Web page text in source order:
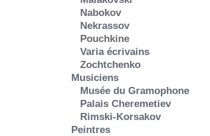
Nabokov
Nekrassov
Pouchkine
Varia écrivains
Zochtchenko
Musiciens
Musée du Gramophone
Palais Cheremetiev
Rimski-Korsakov
Peintres